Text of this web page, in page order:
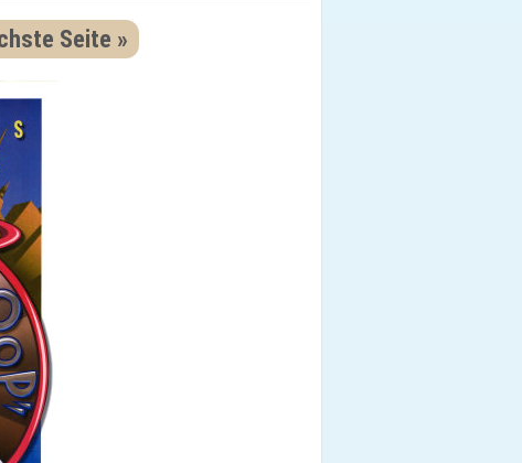
Seite »